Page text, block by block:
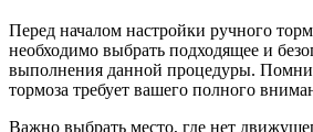
Перед началом настройки ручного
необходимо выбрать подходящее и
выполнения данной процедуры.
тормоза требует вашего полного
Важно выбрать место, где нет